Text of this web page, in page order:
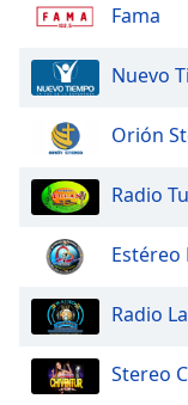
Fama
Nuevo
Orión
Radio
Estéreo
Radio
Stereo